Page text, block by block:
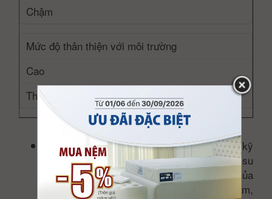
Chậm
Mức độ thân thiện với môi trường
Cao
Thấp
Latex cao su thiên nhiêncó đặc tính kỹ
thuật độ chịu lão hóa kém hơn latex cao su
tổng hợp, nhưng với công thức đặc biệt của
Kymdansẽ cho ra độ bền trung bình 25 năm,